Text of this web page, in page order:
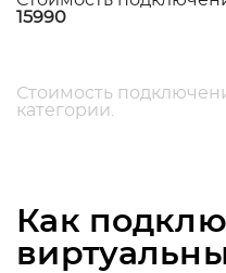
15990
Стоимость
категории.
Как